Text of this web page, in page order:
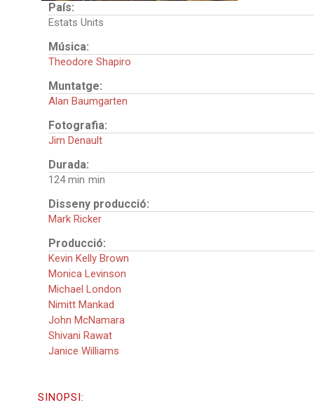
País:
Estats Units
Música:
Theodore Shapiro
Muntatge:
Alan Baumgarten
Fotografia:
Jim Denault
Durada:
124 min
Disseny producció:
Mark Ricker
Producció:
Kevin Kelly Brown
Monica Levinson
Michael London
Nimitt Mankad
John McNamara
Shivani Rawat
Janice Williams
SINOPSI: